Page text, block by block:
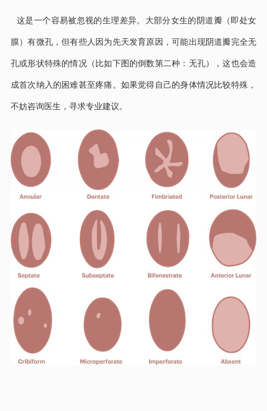
这是一个容易被忽视的生理差异。大部分女生的阴道瓣（即处女
膜）有微孔，但有些人因为先天发育原因，可能出现阴道瓣完全无
孔或形状特殊的情况（比如下图的倒数第二种：无孔），这也会造
成首次纳入的困难甚至疼痛。如果觉得自己的身体情况比较特殊，
不妨咨询医生，寻求专业建议。